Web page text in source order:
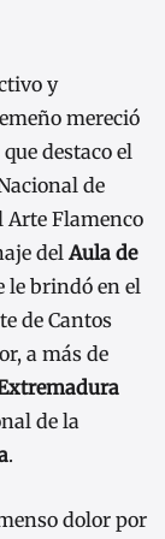
y
mereció
destaco el
de
Arte Flamenco
delAula de
le brindó en el
de Cantos
a más de
de la
.
dolor por